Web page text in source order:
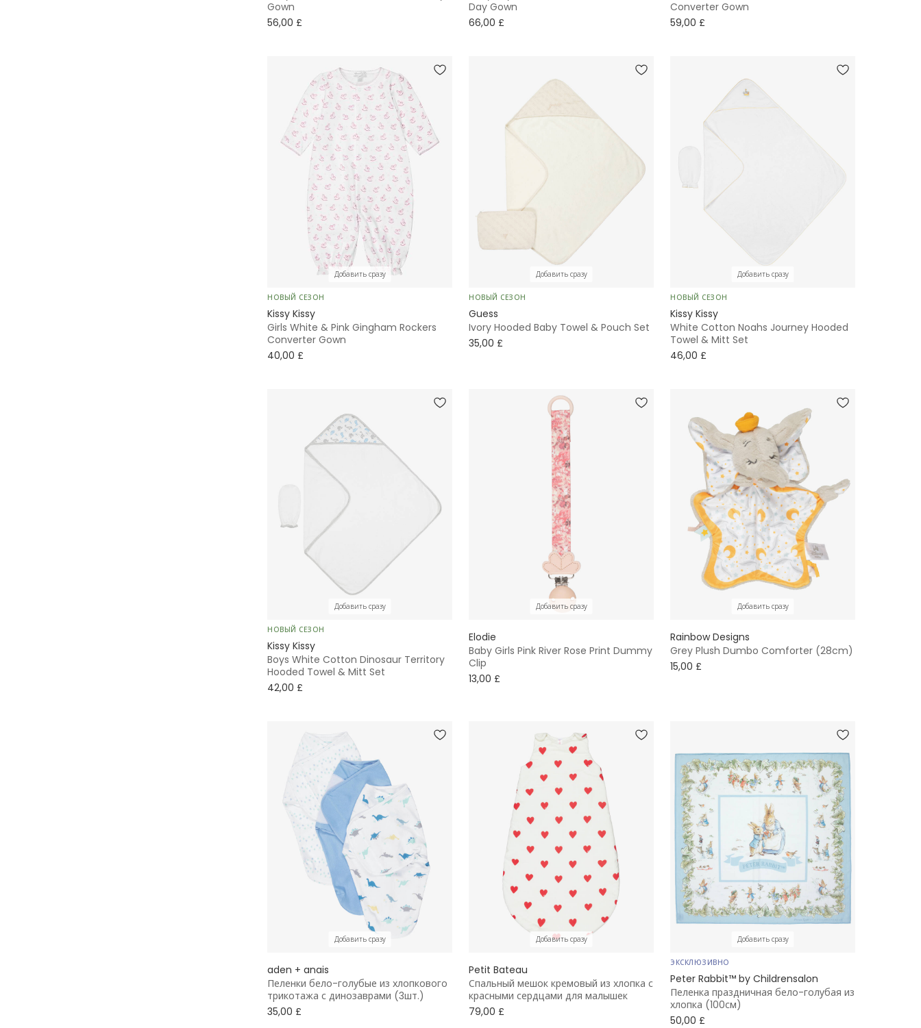
Gown
56,00 £
Day Gown
66,00 £
Converter Gown
59,00 £
Добавить сразу
НОВЫЙ СЕЗОН
Kissy Kissy
Girls White & Pink Gingham Rockers
Converter Gown
40,00 £
Добавить сразу
НОВЫЙ СЕЗОН
Guess
Ivory Hooded Baby Towel & Pouch Set
35,00 £
Добавить сразу
НОВЫЙ СЕЗОН
Kissy Kissy
White Cotton Noahs Journey Hooded
Towel & Mitt Set
46,00 £
Добавить сразу
НОВЫЙ СЕЗОН
Kissy Kissy
Boys White Cotton Dinosaur Territory
Hooded Towel & Mitt Set
42,00 £
Добавить сразу
Elodie
Baby Girls Pink River Rose Print Dummy
Clip
13,00 £
Добавить сразу
Rainbow Designs
Grey Plush Dumbo Comforter (28cm)
15,00 £
Добавить сразу
aden + anais
Пеленки бело-голубые из хлопкового
трикотажа с динозаврами (3шт.)
35,00 £
Добавить сразу
Petit Bateau
Спальный мешок кремовый из хлопка с
красными сердцами для малышек
79,00 £
Добавить сразу
ЭКСКЛЮЗИВНО
Peter Rabbit™ by Childrensalon
Пеленка праздничная бело-голубая из
хлопка (100см)
50,00 £